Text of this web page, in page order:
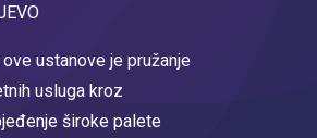
ustanove je pružanje
usluga kroz
široke palete